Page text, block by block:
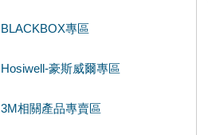
BLACKBOX專區
Hosiwell-豪斯威爾專區
3M相關產品專賣區